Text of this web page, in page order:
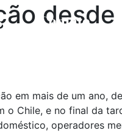
Contato
desde
em mais de um ano,
o Chile, e no final da
operadores